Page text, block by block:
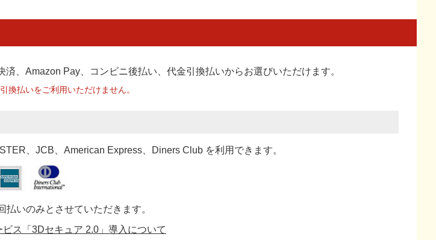
済 、Amazon Pay、コンビニ後払い、代金引換払いからお選びいただけます。
換払いをご利用いただけません。
、JCB、American Express、Diners Club を利用できます。
いのみとさせていただきます。
ス「3Dセキュア 2.0」導入について